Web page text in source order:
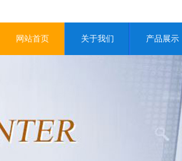
网站首页 关于我们 产品展示